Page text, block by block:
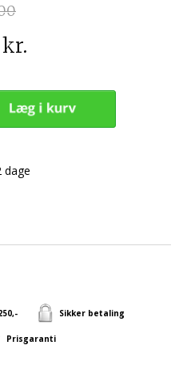
kr.
dage
Sikker betaling
Prisgaranti